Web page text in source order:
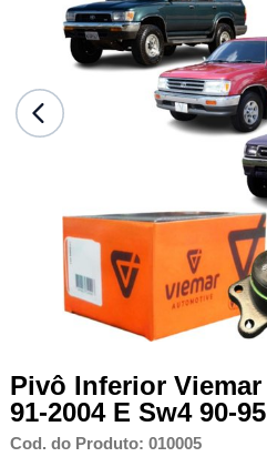
Pivô Inferior
91-2004 E Sw4 90-95
Cod. do Produto: 010005